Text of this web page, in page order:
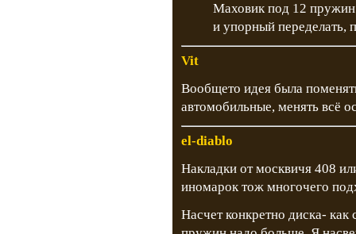
Маховик под 12
и упорный переделать,
Vit
Вообщето идея была
автомобильные, менять всё
el-diablo
Накладки от москвичя 408
иномарок тож многочего
Насчет конкретно диска-